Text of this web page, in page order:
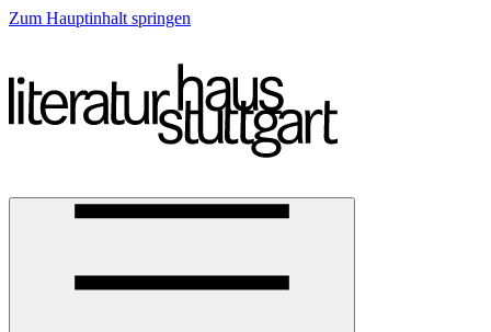
Zum Hauptinhalt springen